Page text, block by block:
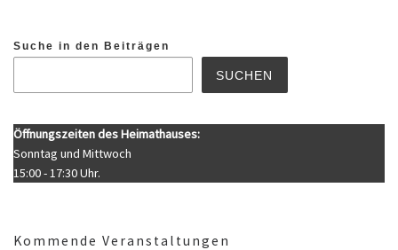
Suche in den Beiträgen
SUCHEN
Öffnungszeiten des Heimathauses:
Sonntag und Mittwoch
15:00 - 17:30 Uhr.
Kommende Veranstaltungen